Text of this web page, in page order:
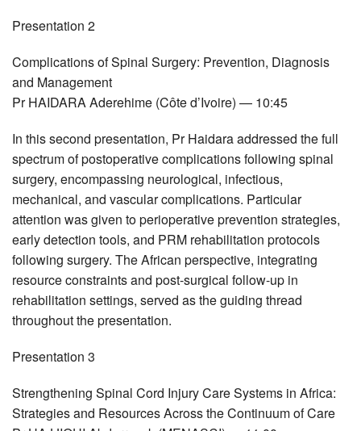
Presentation 2
Complications of Spinal Surgery: Prevention, Diagnosis
and Management
PrHAIDARAAderehime (Côte d’Ivoire) — 10:45
In this second presentation, Pr Haidara addressed the full
spectrum of postoperative complications following spinal
surgery, encompassing neurological, infectious,
mechanical, and vascular complications. Particular
attention was given to perioperative prevention strategies,
early detection tools, and PRM rehabilitation protocols
following surgery. The African perspective, integrating
resource constraints and post-surgical follow-up in
rehabilitation settings, served as the guiding thread
throughout the presentation.
Presentation 3
Strengthening Spinal Cord Injury Care Systems in Africa:
Strategies and Resources Across the Continuum of Care